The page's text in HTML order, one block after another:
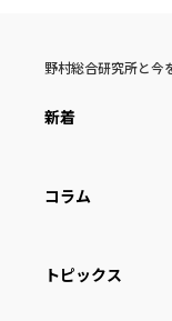
野村総合研究所と今
新着
コラム
トピックス